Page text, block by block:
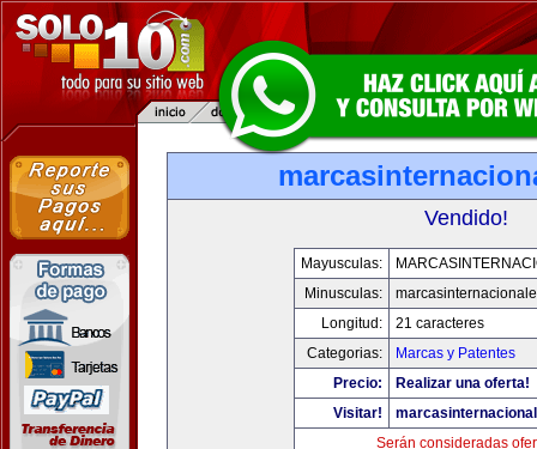
Vendido!
Mayusculas:
Minusculas:
Longitud:
21 caracteres
Categorias:
Marcas y Patentes
Precio:
Realizar una oferta!
Visitar!
Serán consideradas